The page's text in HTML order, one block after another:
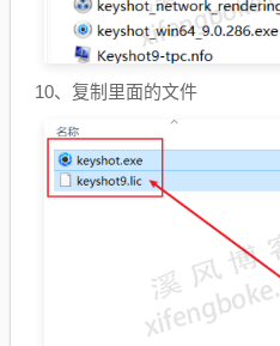
10、复制里面的文件